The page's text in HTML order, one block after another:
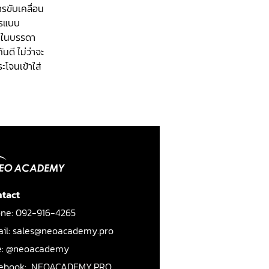
ขับเคลื่อน
แบบ
นบรรดา
ดี ไม่ว่าจะ
จนเข้าใส่
092-916-4265
sales@neoacademy.pro
@neoacademy